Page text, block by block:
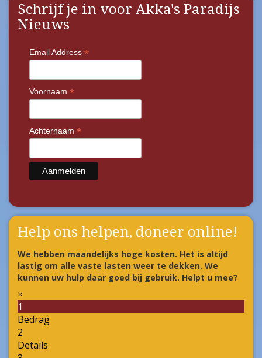
Schrijf je in voor Akka's Paradijs
Nieuws
Email Address *
Voornaam *
Achternaam *
Help ons helpen, doneer online!
We hebben maandelijks hoge kosten. Het is altijd
lastig om alle vaste lasten weer te dekken. We
kunnen uw hulp daar goed bij gebruik. Helpt u mee?